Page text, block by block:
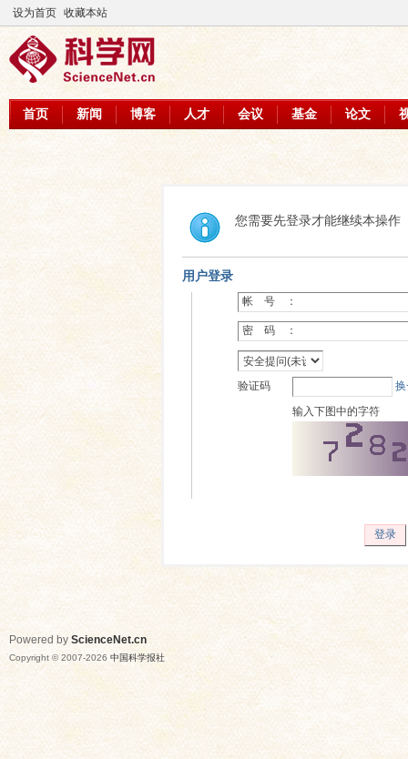
设为首页 收藏本站
首页 新闻 博客 人才 会议 基金 论文
您需要先登录才能继续本操作
用户登录
帐 号 ：
密 码 ：
验证码
输入下图中的字符
登录
Powered by ScienceNet.cn
Copyright © 2007-2026 中国科学报社